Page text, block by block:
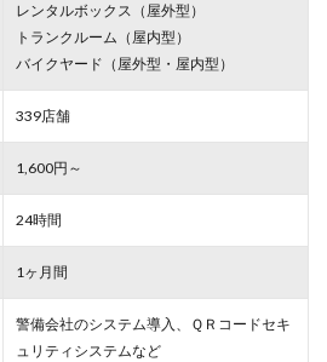
レンタルボックス（屋外型）
トランクルーム（屋内型）
バイクヤード（屋外型・屋内型）
339店舗
1,600円～
24時間
1ヶ月間
警備会社のシステム導入、ＱＲコードセキ
ュリティシステムなど